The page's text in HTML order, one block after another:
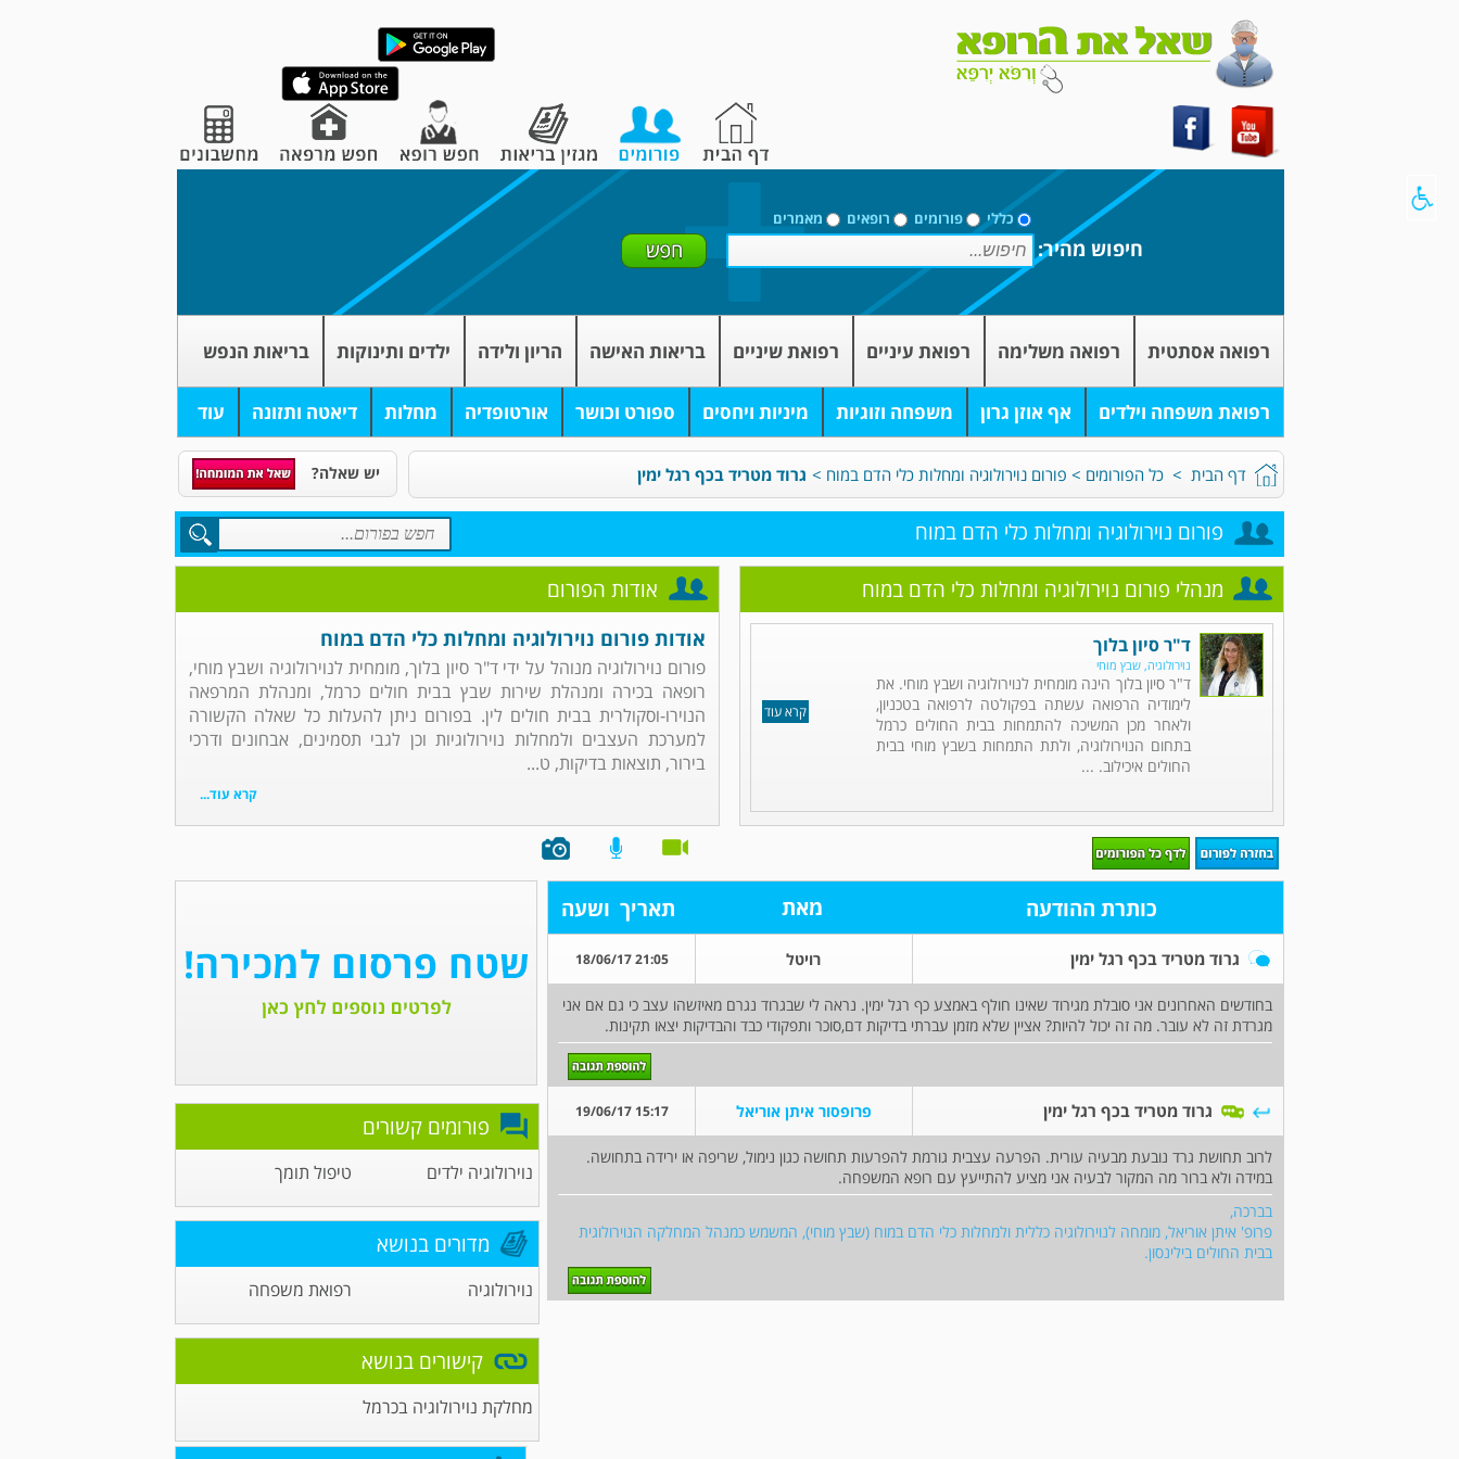
כללי פורומים רופאים מאמרים
חיפוש מהיר:
רפואה אסתטית רפואה משלימה רפואת עיניים רפואת שיניים בריאות האישה הריון ולידה ילדים ותינוקות בריאות הנפש
רפואת משפחה וילדים אף אוזן גרון משפחה וזוגיות מיניות ויחסים ספורט וכושר אורטופדיה מחלות דיאטה ותזונה עוד
דף הבית > כל הפורומים > פורום נוירולוגיה ומחלות כלי הדם במוח > גרוד מטריד בכף רגל ימין יש שאלה?
פורום נוירולוגיה ומחלות כלי הדם במוח
אודות הפורום
אודות פורום נוירולוגיה ומחלות כלי הדם במוח
פורום נוירולוגיה מנוהל על ידי ד"ר סיון בלוך, מומחית לנוירולוגיה ושבץ מוחי,
רופאה בכירה ומנהלת שירות שבץ בבית חולים כרמל, ומנהלת המרפאה
הנוירו-וסקולרית בבית חולים לין. בפורום ניתן להעלות כל שאלה הקשורה
למערכת העצבים ולמחלות נוירולוגיות וכן לגבי תסמינים, אבחונים ודרכי
בירור, תוצאות בדיקות, ט...
קרא עוד...
מנהלי פורום נוירולוגיה ומחלות כלי הדם במוח
קרא עוד
ד"ר סיון בלוך
נוירולוגיה, שבץ מוחי
ד"ר סיון בלוך הינה מומחית לנוירולוגיה ושבץ מוחי. את
לימודיה הרפואה עשתה בפקולטה לרפואה בטכניון,
ולאחר מכן המשיכה להתמחות בבית החולים כרמל
בתחום הנוירולוגיה, ולתת התמחות בשבץ מוחי בבית
החולים איכילוב. ...
כותרת ההודעה מאת תאריך ושעה
גרוד מטריד בכף רגל ימין רויטל 21:05 18/06/17
בחודשים האחרונים אני סובלת מגירוד שאינו חולף באמצע כף רגל ימין. נראה לי שבגרוד נגרם מאיזשהו עצב כי גם אם אני
מגרדת זה לא עובר. מה זה יכול להיות? אציין שלא מזמן עברתי בדיקות דם,סוכר ותפקודי כבד והבדיקות יצאו תקינות.
גרוד מטריד בכף רגל ימין פרופסור איתן אוריאל 15:17 19/06/17
לרוב תחושת גרד נובעת מבעיה עורית. הפרעה עצבית גורמת להפרעות תחושה כגון נימול, שריפה או ירידה בתחושה.
במידה ולא ברור מה המקור לבעיה אני מציע להתייעץ עם רופא המשפחה.
בברכה,
פרופ' איתן אוריאל, מומחה לנוירולוגיה כללית ולמחלות כלי הדם במוח (שבץ מוחי), המשמש כמנהל המחלקה הנוירולוגית
בבית החולים בילינסון.
פורומים קשורים
נוירולוגיה ילדים טיפול תומך
מדורים בנושא
נוירולוגיה רפואת משפחה
קישורים בנושא
מחלקת נוירולוגיה בכרמל